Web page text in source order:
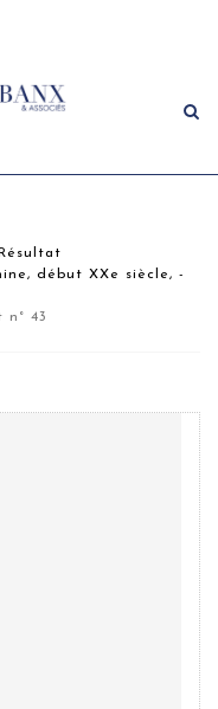
Résultat
début XXe siècle, -
n° 43